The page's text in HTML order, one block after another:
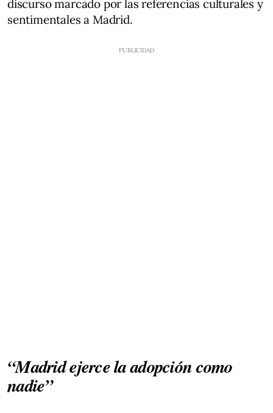
discurso marcado por las referencias culturales y
sentimentales a Madrid.
“Madrid ejerce la adopción como
nadie”